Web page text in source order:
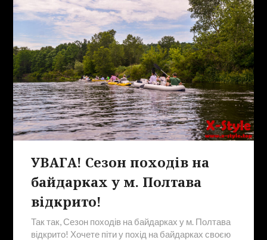
УВАГА! Сезон походів на
байдарках у м. Полтава
відкрито!
Так так, Сезон походів на байдарках у м. Полтава
відкрито! Хочете піти у похід на байдарках своєю